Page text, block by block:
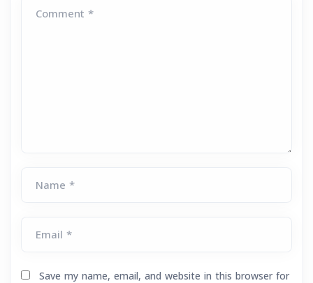
Comment *
Name *
Email *
Save my name, email, and website in this browser for